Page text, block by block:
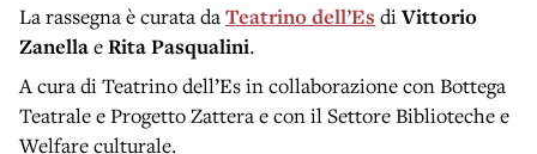
La rassegna è curata daTeatrino dell’Es diVittorio
ZanellaeRita Pasqualini.
A cura di Teatrino dell’Es in collaborazione con Bottega
Teatrale e Progetto Zattera e con il Settore Biblioteche e
Welfare culturale.